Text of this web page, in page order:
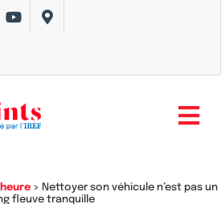
> Nettoyer son véhicule n’est pas un
fleuve tranquille